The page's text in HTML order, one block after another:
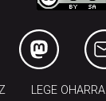
LEGE OHARRA